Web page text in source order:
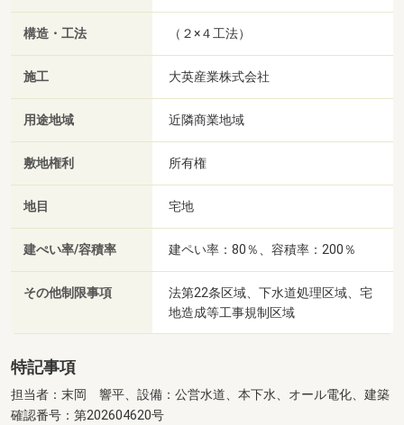
構造・工法 （２×４工法）
施工 大英産業株式会社
用途地域 近隣商業地域
敷地権利 所有権
地目 宅地
建ぺい率/容積率 建ペい率：80％、容積率：200％
その他制限事項
法第22条区域、下水道処理区域、宅
地造成等工事規制区域
特記事項
担当者：末岡 響平、設備：公営水道、本下水、オール電化、建築
確認番号：第202604620号